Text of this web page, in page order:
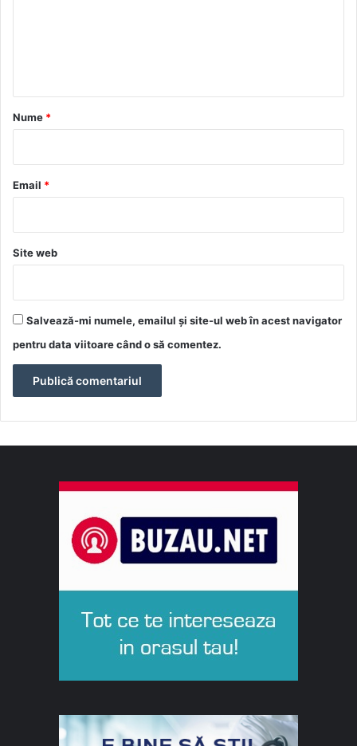
r
*
Nume *
Email *
Site web
Salvează-mi numele, emailul și site-ul web în acest navigator
pentru data viitoare când o să comentez.